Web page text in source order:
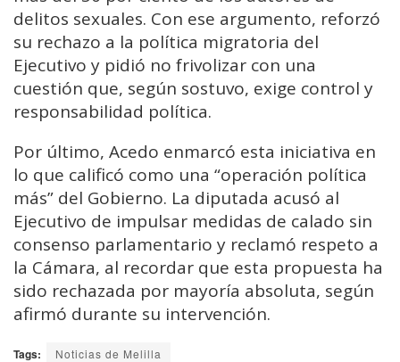
delitos sexuales. Con ese argumento, reforzó
su rechazo a la política migratoria del
Ejecutivo y pidió no frivolizar con una
cuestión que, según sostuvo, exige control y
responsabilidad política.
Por último, Acedo enmarcó esta iniciativa en
lo que calificó como una “operación política
más” del Gobierno. La diputada acusó al
Ejecutivo de impulsar medidas de calado sin
consenso parlamentario y reclamó respeto a
la Cámara, al recordar que esta propuesta ha
sido rechazada por mayoría absoluta, según
afirmó durante su intervención.
Tags: Noticias de Melilla